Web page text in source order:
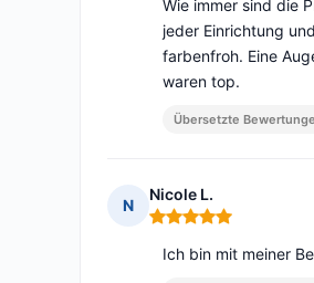
Wie immer sind die
jeder Einrichtung
farbenfroh. Eine
waren top.
Übersetzte
N
Nicole L.
Hinweis: 5 von 5
Ich bin mit meiner